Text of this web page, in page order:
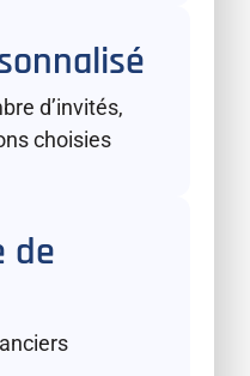
d’invités,
choisies
de